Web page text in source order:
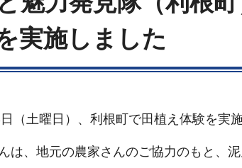
実施しました
（土曜日）、利根町で田植え体験を実
は、地元の農家さんのご協力のもと、